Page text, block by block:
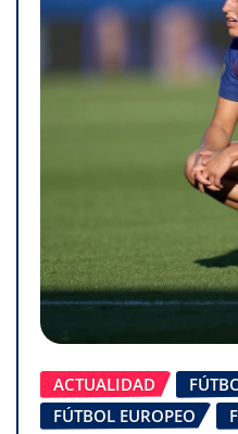
ACTUALIDAD
FÚTBOL EUROPEO